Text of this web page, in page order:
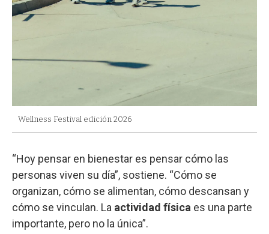
Wellness Festival edición 2026
“Hoy pensar en bienestar es pensar cómo las
personas viven su día”, sostiene. “Cómo se
organizan, cómo se alimentan, cómo descansan y
cómo se vinculan. La actividad física es una parte
importante, pero no la única”.